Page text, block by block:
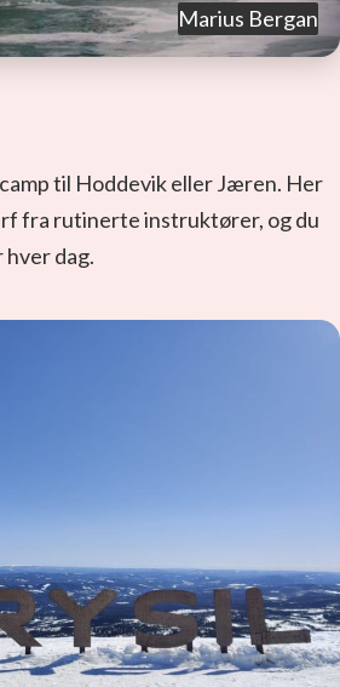
til Hoddevik eller Jæren. Her
fra rutinerte instruktører, og du
dag.
Marius Bergan